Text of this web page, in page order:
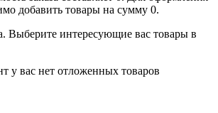
добавить товары на сумму 0.
Выберите интересующие вас товары в
у вас нет отложенных товаров